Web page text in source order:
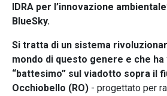
IDRA per l’innovazione
BlueSky.
Si tratta di un sistema
mondo di questo genere e che
“battesimo” sul viadotto sopra il
Occhiobello (RO) - progettato per